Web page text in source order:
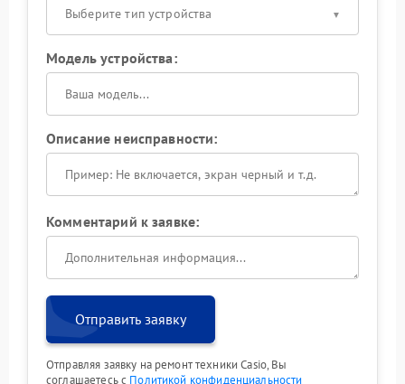
Выберите тип устройства
Модель устройства:
Описание неисправности:
Комментарий к заявке:
Отправить заявку
Отправляя заявку на ремонт техники Casio, Вы
соглашаетесь с Политикой конфиденциальности